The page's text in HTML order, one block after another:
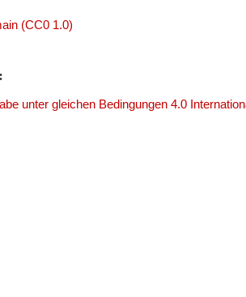
(CC0 1.0)
unter gleichen Bedingungen 4.0